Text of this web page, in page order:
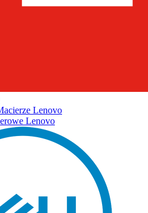
Lenovo
Lenovo